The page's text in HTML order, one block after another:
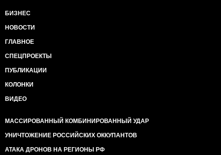
БИЗНЕС
НОВОСТИ
ГЛАВНОЕ
СПЕЦПРОЕКТЫ
ПУБЛИКАЦИИ
КОЛОНКИ
ВИДЕО
МАССИРОВАННЫЙ КОМБИНИРОВАННЫЙ УДАР
УНИЧТОЖЕНИЕ РОССИЙСКИХ ОККУПАНТОВ
АТАКА ДРОНОВ НА РЕГИОНЫ РФ